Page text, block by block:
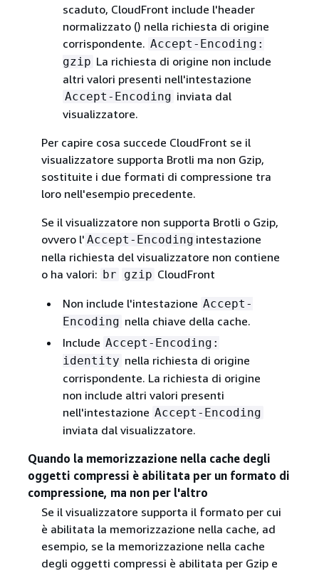
scaduto, CloudFront include l'header
normalizzato () nella richiesta di origine
corrispondente. Accept-Encoding:
gzip La richiesta di origine non include
altri valori presenti nell'intestazione
Accept-Encoding inviata dal
visualizzatore.
Per capire cosa succede CloudFront se il
visualizzatore supporta Brotli ma non Gzip,
sostituite i due formati di compressione tra
loro nell'esempio precedente.
Se il visualizzatore non supporta Brotli o Gzip,
ovvero l' Accept-Encoding intestazione
nella richiesta del visualizzatore non contiene
o ha valori: br gzip CloudFront
Non include l'intestazione Accept-
Encoding nella chiave della cache.
Include Accept-Encoding:
identity nella richiesta di origine
corrispondente. La richiesta di origine
non include altri valori presenti
nell'intestazione Accept-Encoding
inviata dal visualizzatore.
Quando la memorizzazione nella cache degli
oggetti compressi è abilitata per un formato di
compressione, ma non per l'altro
Se il visualizzatore supporta il formato per cui
è abilitata la memorizzazione nella cache, ad
esempio, se la memorizzazione nella cache
degli oggetti compressi è abilitata per Gzip e